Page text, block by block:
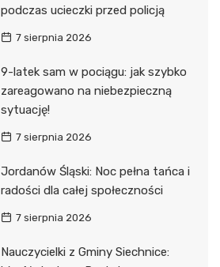
podczas ucieczki przed policją
7 sierpnia 2026
9-latek sam w pociągu: jak szybko
zareagowano na niebezpieczną
sytuację!
7 sierpnia 2026
Jordanów Śląski: Noc pełna tańca i
radości dla całej społeczności
7 sierpnia 2026
Nauczycielki z Gminy Siechnice: